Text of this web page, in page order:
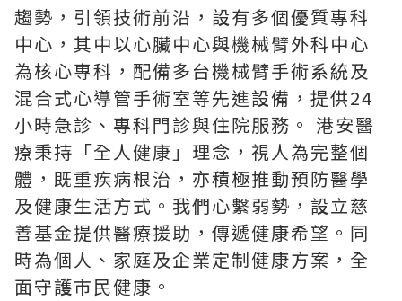
趨勢，引領技術前沿，設有多個優質專科
中心，其中以心臟中心與機械臂外科中心
為核心專科，配備多台機械臂手術系統及
混合式心導管手術室等先進設備，提供24
小時急診、專科門診與住院服務。 港安醫
療秉持「全人健康」理念，視人為完整個
體，既重疾病根治，亦積極推動預防醫學
及健康生活方式。我們心繫弱勢，設立慈
善基金提供醫療援助，傳遞健康希望。同
時為個人、家庭及企業定制健康方案，全
面守護市民健康。